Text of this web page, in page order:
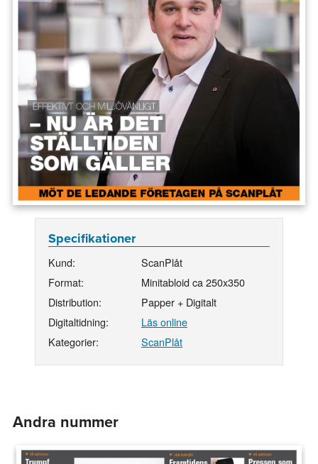
Specifikationer
Kund:
ScanPlåt
Format:
Minitabloid ca 250x350
Distribution:
Papper + Digitalt
Digitaltidning:
Läs online
Kategorier:
ScanPlåt
Andra nummer